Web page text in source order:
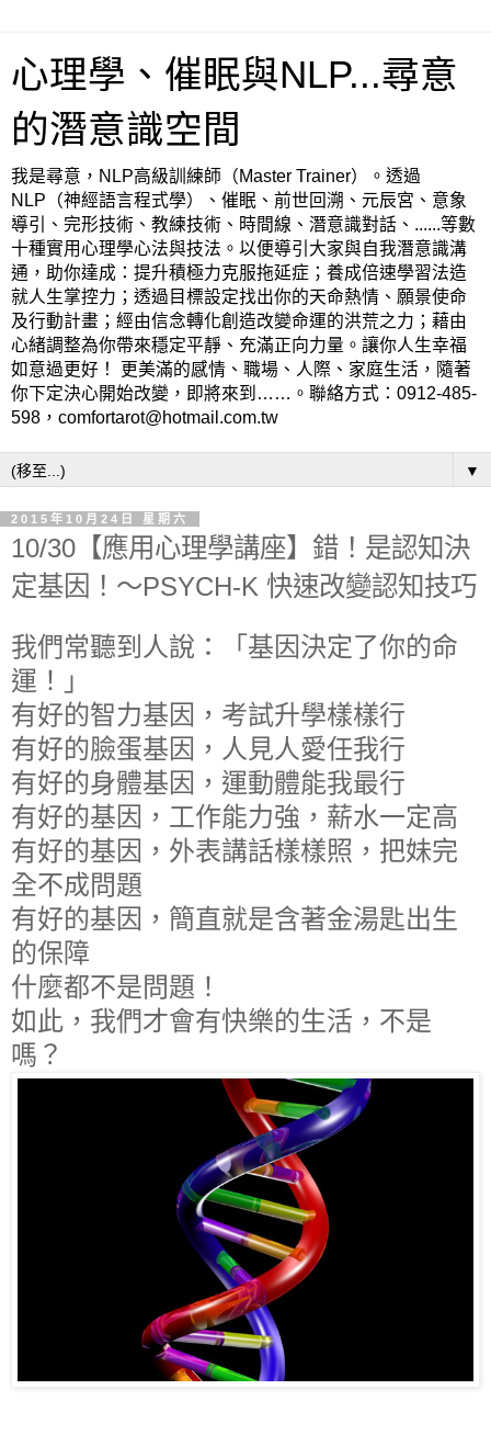
心理學、催眠與NLP...尋意
的潛意識空間
我是尋意，NLP高級訓練師（Master Trainer）。透過
NLP（神經語言程式學）、催眠、前世回溯、元辰宮、意象
導引、完形技術、教練技術、時間線、潛意識對話、......等數
十種實用心理學心法與技法。以便導引大家與自我潛意識溝
通，助你達成：提升積極力克服拖延症；養成倍速學習法造
就人生掌控力；透過目標設定找出你的天命熱情、願景使命
及行動計畫；經由信念轉化創造改變命運的洪荒之力；藉由
心緒調整為你帶來穩定平靜、充滿正向力量。讓你人生幸福
如意過更好！ 更美滿的感情、職場、人際、家庭生活，隨著
你下定決心開始改變，即將來到……。聯絡方式：0912-485-
598，comfortarot@hotmail.com.tw
▼
2015年10月24日 星期六
10/30【應用心理學講座】錯！是認知決
定基因！～PSYCH-K 快速改變認知技巧
我們常聽到人說：「基因決定了你的命
運！」
有好的智力基因，考試升學樣樣行
有好的臉蛋基因，人見人愛任我行
有好的身體基因，運動體能我最行
有好的基因，工作能力強，薪水一定高
有好的基因，外表講話樣樣照，把妹完
全不成問題
有好的基因，簡直就是含著金湯匙出生
的保障
什麼都不是問題！
如此，我們才會有快樂的生活，不是
嗎？